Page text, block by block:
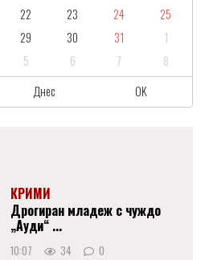
22 23 24
25
29 30 31
1
5 6 7
8
Днес OK
КРИМИ
Дрогиран младеж с чуждо
„Ауди“ ...
10:07 34 0